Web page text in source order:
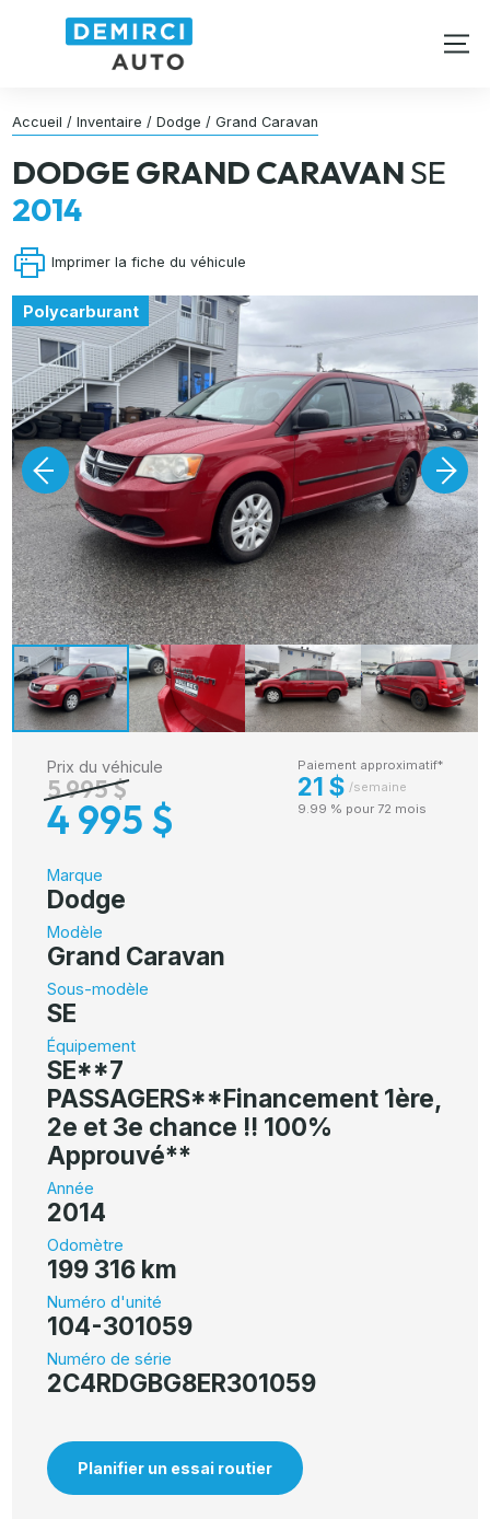
Accueil / Inventaire / Dodge / Grand Caravan
DODGEGRAND CARAVANSE
2014
Imprimer la fiche du véhicule
Polycarburant
Prix du véhicule
5 995 $
4 995 $
Paiement approximatif*
21 $ /semaine
9.99 % pour 72 mois
Marque
Dodge
Modèle
Grand Caravan
Sous-modèle
SE
Équipement
SE**7
PASSAGERS**Financement 1ère,
2e et 3e chance !! 100%
Approuvé**
Année
2014
Odomètre
199 316 km
Numéro d'unité
104-301059
Numéro de série
2C4RDGBG8ER301059
Planifier un essai routier